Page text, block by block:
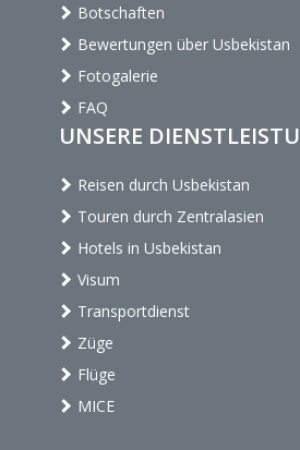
Botschaften
Bewertungen über Usbekistan
Fotogalerie
FAQ
UNSERE
Reisen durch Usbekistan
Touren durch Zentralasien
Hotels in Usbekistan
Visum
Transportdienst
Züge
Flüge
MICE